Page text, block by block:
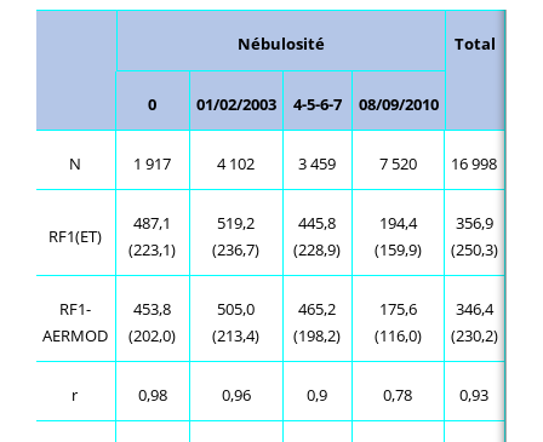
Nébulosité Total
0 01/02/2003 4-5-6-7 08/09/2010
N 1 917 4 102 3 459 7 520 16 998
RF1(ET)
487,1
(223,1)
519,2
(236,7)
445,8
(228,9)
194,4
(159,9)
356,9
(250,3)
RF1-
AERMOD
453,8
(202,0)
505,0
(213,4)
465,2
(198,2)
175,6
(116,0)
346,4
(230,2)
r 0,98 0,96 0,9 0,78 0,93